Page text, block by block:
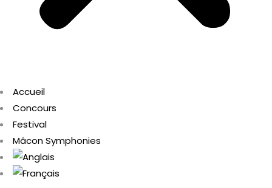
Accueil
Concours
Festival
Mâcon Symphonies